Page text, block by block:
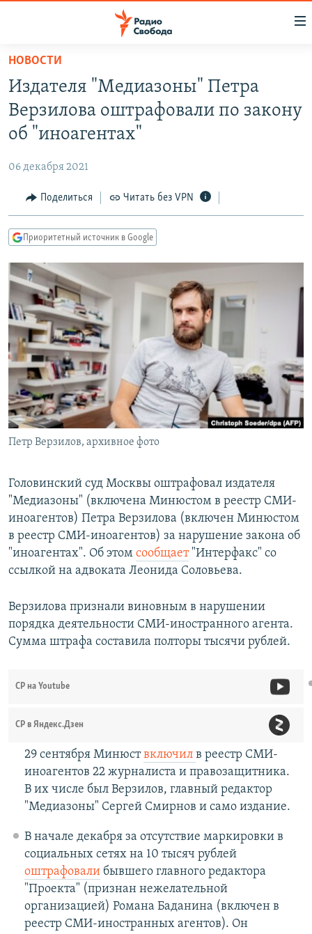
упрощенного
доступа
Вернуться
основному
Вернутся
Вернутся
поиску
ПОДКАСТЫ
АВТОРСКИЕ ПРОЕКТЫ
МНЕНИЯ
КУЛЬТУРА
КАВКАЗ.РЕАЛИИ
СЕВЕР.РЕАЛИИ
СИБИРЬ.РЕАЛИИ
РАСПИСАНИЕ ВЕЩАНИЯ
ПОДПИШИТЕСЬ НА РАССЫЛКУ
СОЦИАЛЬНЫЕ СЕТИ
Все сайты РСЕ/РС
НОВОСТИ
Издателя "Медиазоны" Петра
Верзилова оштрафовали по закону
об "иноагентах"
06 декабря 2021
Поделиться Читать без VPN
Приоритетный источник в Google
Петр Верзилов, архивное фото
Головинский суд Москвы оштрафовал издателя
"Медиазоны" (включена Минюстом в реестр СМИ-
иноагентов) Петра Верзилова (включен Минюстом
в реестр СМИ-иноагентов) за нарушение закона об
"иноагентах". Об этом сообщает"Интерфакс" со
ссылкой на адвоката Леонида Соловьева.
Верзилова признали виновным в нарушении
порядка деятельности СМИ-иностранного агента.
Сумма штрафа составила полторы тысячи рублей.
СР на Youtube
СР в Яндекс.Дзен
29 сентября Минюствключил в реестр СМИ-
иноагентов 22 журналиста и правозащитника.
В их числе был Верзилов, главный редактор
"Медиазоны" Сергей Смирнов и само издание.
В начале декабря за отсутствие маркировки в
социальных сетях на 10 тысяч рублей
оштрафовалибывшего главного редактора
"Проекта" (признан нежелательной
организацией) Романа Баданина (включен в
реестр СМИ-иностранных агентов). Он